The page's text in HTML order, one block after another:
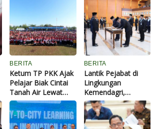
BERITA
Ketum TP PKK Ajak
Pelajar Biak Cintai
Tanah Air Lewat
Pemanfaatan
Potensi Wisata
Bahari
BERITA
Lantik Pejabat di
Lingkungan
Kemendagri,
Mendagri Minta
ASN Tingkatkan
Kinerja